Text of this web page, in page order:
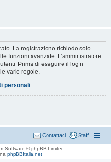
La registrazione richiede solo
funzioni avanzate. L’amministratore
Prima di eseguire il login
varie regole.
personali
Staff
Contattaci
Software © phpBB Limited
phpBBItalia.net